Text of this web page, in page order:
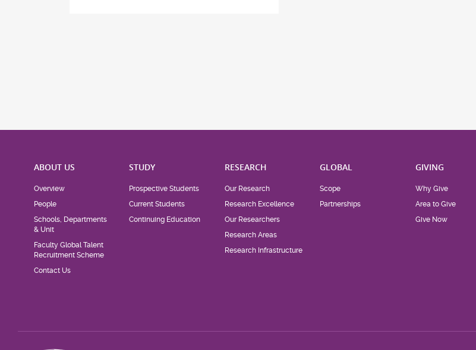
ABOUT US
Overview
People
Schools, Departments
& Unit
Faculty Global Talent
Recruitment Scheme
Contact Us
STUDY
Prospective Students
Current Students
Continuing Education
RESEARCH
Our Research
Research Excellence
Our Researchers
Research Areas
Research Infrastructure
GLOBAL
Scope
Partnerships
GIVING
Why Give
Area to Give
Give Now